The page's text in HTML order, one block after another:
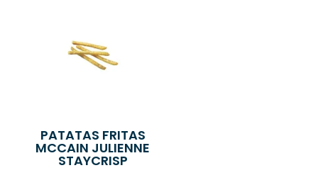
PATATAS FRITAS
MCCAIN JULIENNE
STAYCRISP